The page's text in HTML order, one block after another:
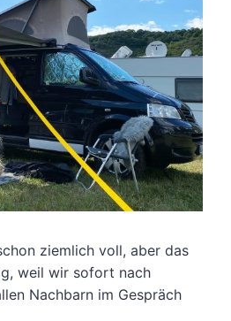
ziemlich voll, aber das
weil wir sofort nach
Nachbarn im Gespräch